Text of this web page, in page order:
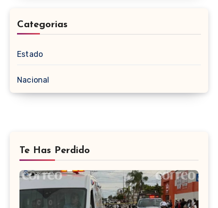
Categorias
Estado
Nacional
Te Has Perdido